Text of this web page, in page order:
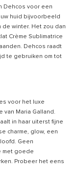
Dehcos voor een
huid bijvoorbeeld
winter. Het zou dan
Crème Sublimatrice
Dehcos raadt
te gebruiken om tot
voor het luxe
van Maria Galland.
in haar uiterst fijne
charme, glow, een
Geen
met goede
Probeer het eens